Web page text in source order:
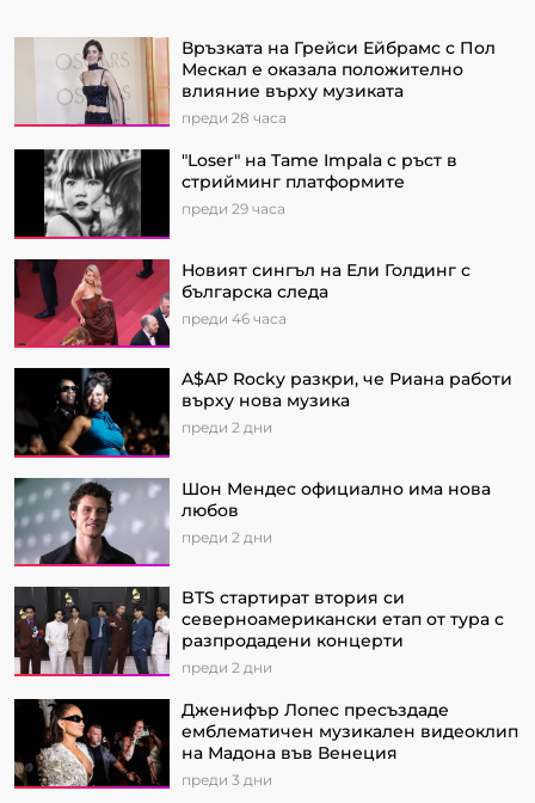
Връзката на Грейси Ейбрамс с Пол
Мескал е оказала положително
влияние върху музиката
преди 28 часа
"Loser" на Tame Impala с ръст в
стрийминг платформите
преди 29 часа
Новият сингъл на Ели Голдинг с
българска следа
преди 46 часа
A$AP Rocky разкри, че Риана работи
върху нова музика
преди 2 дни
Шон Мендес официално има нова
любов
преди 2 дни
BTS стартират втория си
северноамерикански етап от турa с
разпродадени концерти
преди 2 дни
Дженифър Лопес пресъздаде
емблематичен музикален видеоклип
на Мадона във Венеция
преди 3 дни